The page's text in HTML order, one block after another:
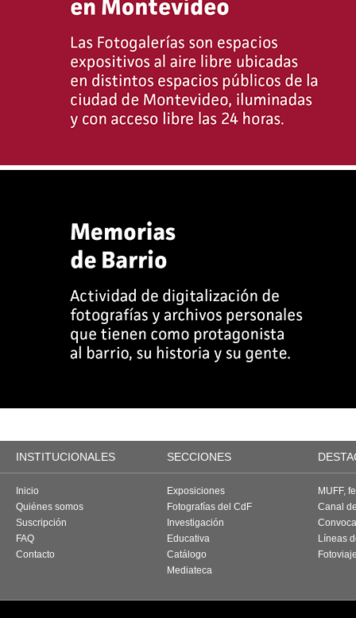
INSTITUCIONALES SECCIONES
Inicio
Quiénes somos
Suscripción
FAQ
Contacto
Exposiciones
Fotografías del CdF
Investigación
Educativa
Catálogo
Mediateca
MUFF,
Canal
Líneas